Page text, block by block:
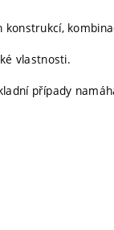
konstrukcí,
vlastnosti.
případy